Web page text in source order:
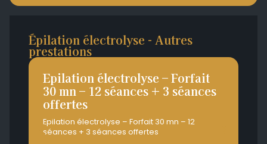
Épilation électrolyse - Autres
prestations
Epilation électrolyse – Forfait
30 mn – 12 séances + 3 séances
offertes
Epilation électrolyse – Forfait 30 mn – 12
séances + 3 séances offertes